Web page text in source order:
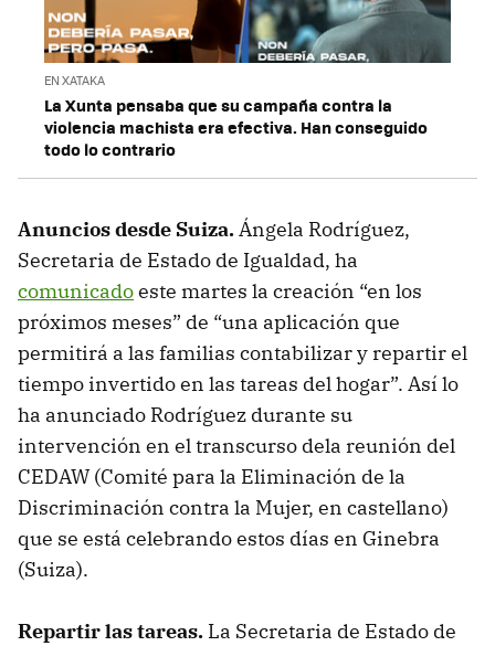
EN XATAKA
La Xunta pensaba que su campaña contra la
violencia machista era efectiva. Han conseguido
todo lo contrario
Anuncios desde Suiza.Ángela Rodríguez,
Secretaria de Estado de Igualdad, ha
comunicadoeste martes la creación “en los
próximos meses” de “una aplicación que
permitirá a las familias contabilizar y repartir el
tiempo invertido en las tareas del hogar”. Así lo
ha anunciado Rodríguez durante su
intervención en el transcurso dela reunión del
CEDAW (Comité para la Eliminación de la
Discriminación contra la Mujer, en castellano)
que se está celebrando estos días en Ginebra
(Suiza).
Repartir las tareas. La Secretaria de Estado de